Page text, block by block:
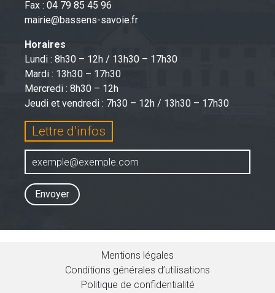
Fax : 04 79 85 45 96
mairie@bassens-savoie.fr
Horaires
Lundi : 8h30 – 12h / 13h30 – 17h30
Mardi : 13h30 – 17h30
Mercredi : 8h30 – 12h
Jeudi et vendredi : 7h30 – 12h / 13h30 – 17h30
Lettre d’infos
Envoyer
Mentions légales
Conditions générales d’utilisations
Politique de confidentialité